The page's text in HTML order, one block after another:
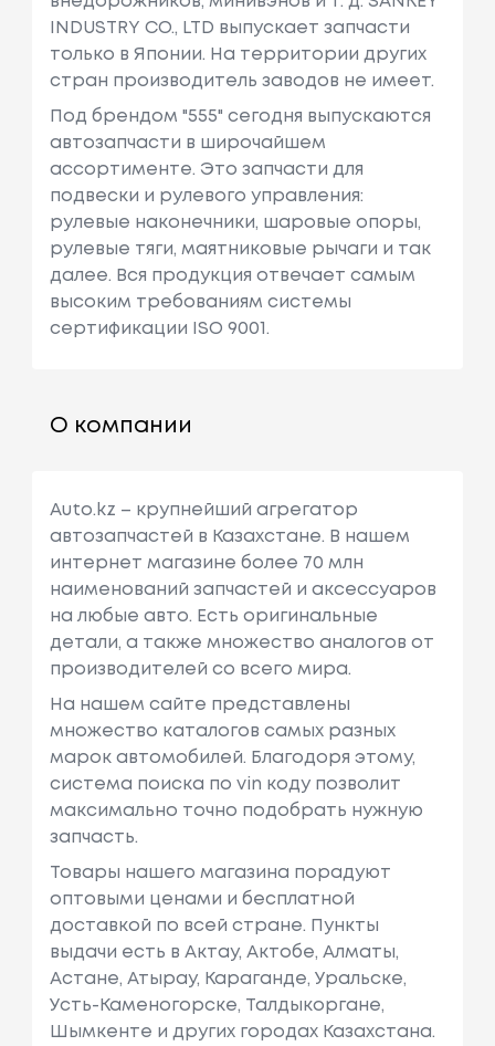
INDUSTRY CO., LTD выпускает запчасти
только в Японии. На территории других
стран производитель заводов не имеет.
Под брендом "555" сегодня выпускаются
автозапчасти в широчайшем
ассортименте. Это запчасти для
подвески и рулевого управления:
рулевые наконечники, шаровые опоры,
рулевые тяги, маятниковые рычаги и так
далее. Вся продукция отвечает самым
высоким требованиям системы
сертификации ISO 9001.
О компании
Auto.kz – крупнейший агрегатор
автозапчастей в Казахстане. В нашем
интернет магазине более 70 млн
наименований запчастей и аксессуаров
на любые авто. Есть оригинальные
детали, а также множество аналогов от
производителей со всего мира.
На нашем сайте представлены
множество каталогов самых разных
марок автомобилей. Благодоря этому,
система поиска по vin коду позволит
максимально точно подобрать нужную
запчасть.
Товары нашего магазина порадуют
оптовыми ценами и бесплатной
доставкой по всей стране. Пункты
выдачи есть в Актау, Актобе, Алматы,
Астане, Атырау, Караганде, Уральске,
Усть-Каменогорске, Талдыкоргане,
Шымкенте и других городах Казахстана.